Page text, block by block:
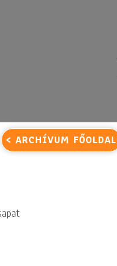
< ARCHÍVUM FŐOLDAL